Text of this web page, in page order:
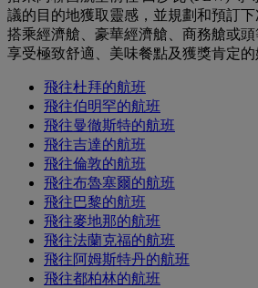
議的目的地獲取靈感，並規劃和預訂
搭乘經濟艙、豪華經濟艙、商務艙或
享受極致舒適、美味餐點及獲獎肯定的
飛往杜拜的航班
飛往伯明罕的航班
飛往曼徹斯特的航班
飛往吉達的航班
飛往倫敦的航班
飛往布魯塞爾的航班
飛往巴黎的航班
飛往麥地那的航班
飛往法蘭克福的航班
飛往阿姆斯特丹的航班
飛往都柏林的航班